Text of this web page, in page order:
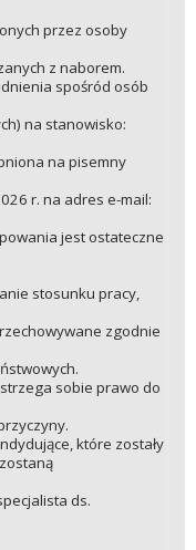
przez osoby
z naborem.
spośród osób
na stanowisko:
na pisemny
r. na adres e-mail:
jest ostateczne
stosunku pracy,
zgodnie
sobie prawo do
które zostały
ds.